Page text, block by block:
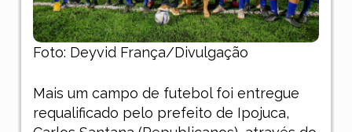
Foto: Deyvid França/Divulgação
Mais um campo de futebol foi entregue
requalificado pelo prefeito de Ipojuca,